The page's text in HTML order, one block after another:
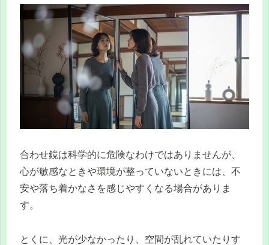
合わせ鏡は科学的に危険なわけではありませんが、
心が敏感なときや環境が整っていないときには、不
安や落ち着かなさを感じやすくなる場合がありま
す。
とくに、光が少なかったり、空間が乱れていたりす